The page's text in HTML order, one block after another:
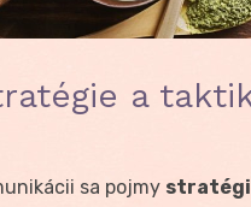
a
sa pojmy